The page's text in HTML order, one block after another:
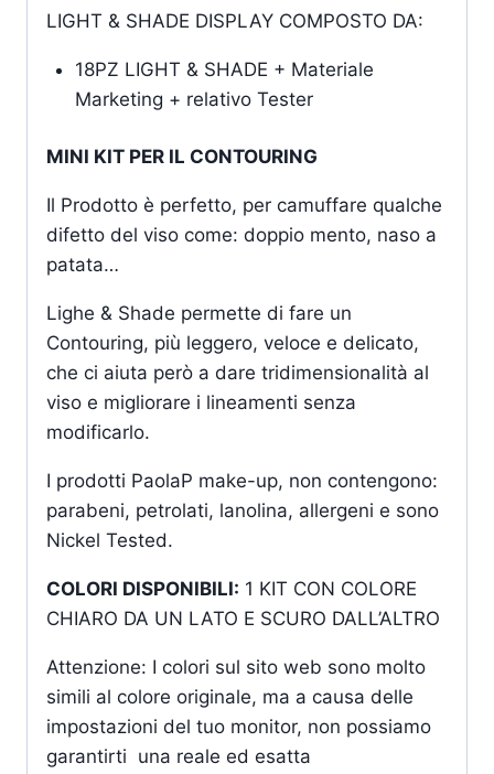
LIGHT & SHADE DISPLAY COMPOSTO DA:
18PZ LIGHT & SHADE + Materiale
Marketing + relativo Tester
MINI KIT PER IL CONTOURING
Il Prodotto è perfetto, per camuffare qualche
difetto del viso come: doppio mento, naso a
patata…
Lighe & Shade permette di fare un
Contouring, più leggero, veloce e delicato,
che ci aiuta però a dare tridimensionalità al
viso e migliorare i lineamenti senza
modificarlo.
I prodotti PaolaP make-up, non contengono:
parabeni, petrolati, lanolina, allergeni e sono
Nickel Tested.
COLORI DISPONIBILI: 1 KIT CON COLORE
CHIARO DA UN LATO E SCURO DALL’ALTRO
Attenzione: I colori sul sito web sono molto
simili al colore originale, ma a causa delle
impostazioni del tuo monitor, non possiamo
garantirti una reale ed esatta